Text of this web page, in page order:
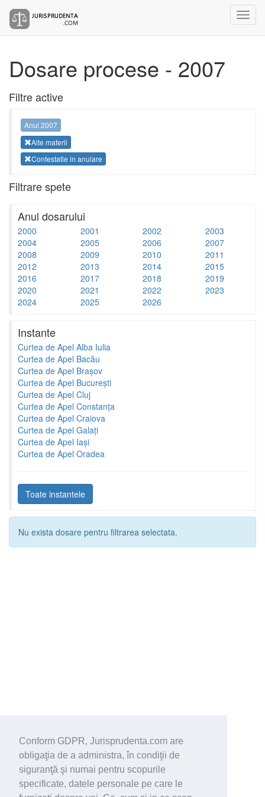
Conform GDPR, Jurisprudenta.com are
obligaţia de a administra, în condiţii de
siguranţă şi numai pentru scopurile
specificate, datele personale pe care le
Dosare procese - 2007
Filtre active
Anul 2007
Alte materii
Contestatie in anulare
Filtrare spete
Anul dosarului
2000 2001 2002
2003
2004
2005 2006
2007
2008
2009 2010
2011
2012
2013 2014
2015
2016
2017 2018
2019
2020
2021 2022
2023
2024
2025 2026
Instante
Curtea de Apel Alba Iulia
Curtea de Apel Bacău
Curtea de Apel Brașov
Curtea de Apel București
Curtea de Apel Cluj
Curtea de Apel Constanța
Curtea de Apel Craiova
Curtea de Apel Galați
Curtea de Apel Iași
Curtea de Apel Oradea
Toate instantele
Nu exista dosare pentru filtrarea selectata.